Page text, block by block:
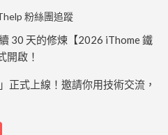
粉絲團追蹤
30 天的修煉【2026 iThome 鐵
開啟！
正式上線！邀請你用技術交流，